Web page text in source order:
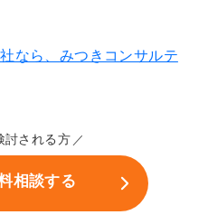
なら、みつきコンサルテ
討される方
相談する